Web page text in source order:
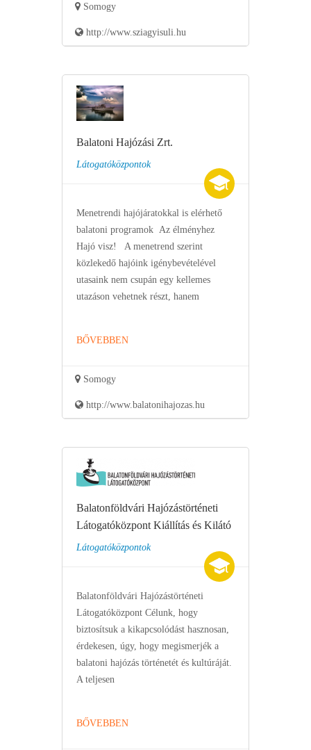
Somogy
http://www.sziagyisuli.hu
Balatoni Hajózási Zrt.
Látogatóközpontok
Menetrendi hajójáratokkal is elérhető
balatoni programok Az élményhez
Hajó visz! A menetrend szerint
közlekedő hajóink igénybevételével
utasaink nem csupán egy kellemes
utazáson vehetnek részt, hanem
BŐVEBBEN
Somogy
http://www.balatonihajozas.hu
Balatonföldvári Hajózástörténeti
Látogatóközpont Kiállítás és Kilátó
Látogatóközpontok
Balatonföldvári Hajózástörténeti
Látogatóközpont Célunk, hogy
biztosítsuk a kikapcsolódást hasznosan,
érdekesen, úgy, hogy megismerjék a
balatoni hajózás történetét és kultúráját.
A teljesen
BŐVEBBEN